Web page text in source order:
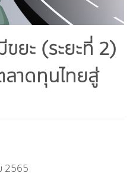
รา
กน
ายงานงบการเงิน
สีเขียว
กับสิ่งแวดล้อม
อนฟุตพริ้นท์
ตรกับสิ่งแวดล้อม
เลและชายฝั่ง
ยทางชีวภาพ
เรือนกระจก
รับตัว
านสิ่งแวดล้อม
อบรม
มศึกษา
ข่ายสิ่งแวดล้อม
นสิ่งแวดล้อม
ำหน่าย
ยะ (ระยะที่ 2)
าดทุนไทยสู่
2565